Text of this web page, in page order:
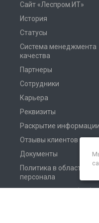
Сайт «Леспром.ИТ»
История
Статусы
Система менеджмента
качества
Партнеры
Сотрудники
Карьера
Реквизиты
Раскрытие информации
Отзывы клиентов
Документы
Политика в области
персонала